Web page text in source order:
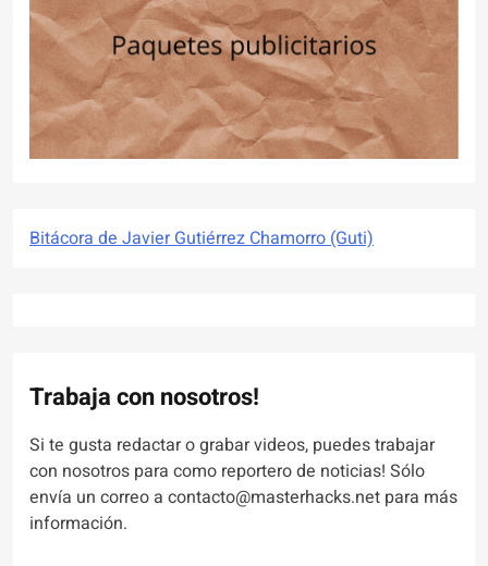
Bitácora de Javier Gutiérrez Chamorro (Guti)
Trabaja con nosotros!
Si te gusta redactar o grabar videos, puedes trabajar
con nosotros para como reportero de noticias! Sólo
envía un correo a contacto@masterhacks.net para más
información.